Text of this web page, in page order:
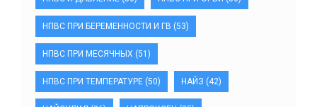
НПВС ПРИ БЕРЕМЕННОСТИ И ГВ (53)
НПВС ПРИ МЕСЯЧНЫХ (51)
НПВС ПРИ ТЕМПЕРАТУРЕ (50) НАЙЗ (42)